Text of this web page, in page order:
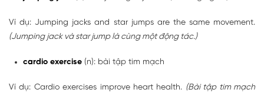
Ví dụ: Jumping jacks and star jumps are the same movement.
(Jumping jack và star jump là cùng một động tác.)
cardio exercise (n): bài tập tim mạch
Ví dụ: Cardio exercises improve heart health. (Bài tập tim mạch